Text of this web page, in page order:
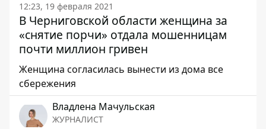
12:23, 19 февраля 2021
В Черниговской области женщина за
«снятие порчи» отдала мошенницам
почти миллион гривен
Женщина согласилась вынести из дома все
сбережения
Владлена Мачульская
ЖУРНАЛИСТ